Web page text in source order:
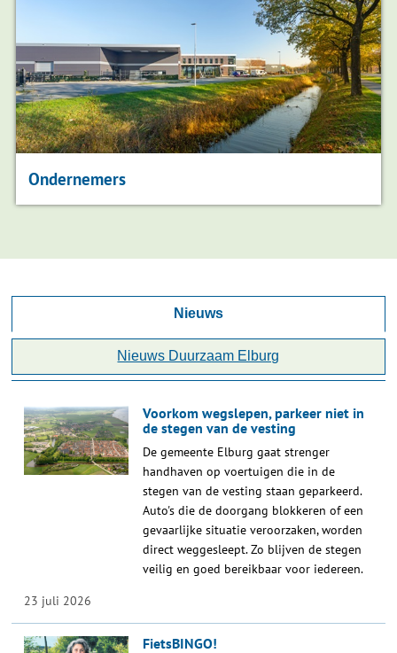
Ondernemers
Nieuws
Nieuws Duurzaam Elburg
Voorkom wegslepen, parkeer niet in
de stegen van de vesting
De gemeente Elburg gaat strenger
handhaven op voertuigen die in de
stegen van de vesting staan geparkeerd.
Auto's die de doorgang blokkeren of een
gevaarlijke situatie veroorzaken, worden
direct weggesleept. Zo blijven de stegen
veilig en goed bereikbaar voor iedereen.
23 juli 2026
FietsBINGO!